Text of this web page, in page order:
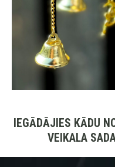
IEGĀDĀJIES KĀDU
VEIKALA